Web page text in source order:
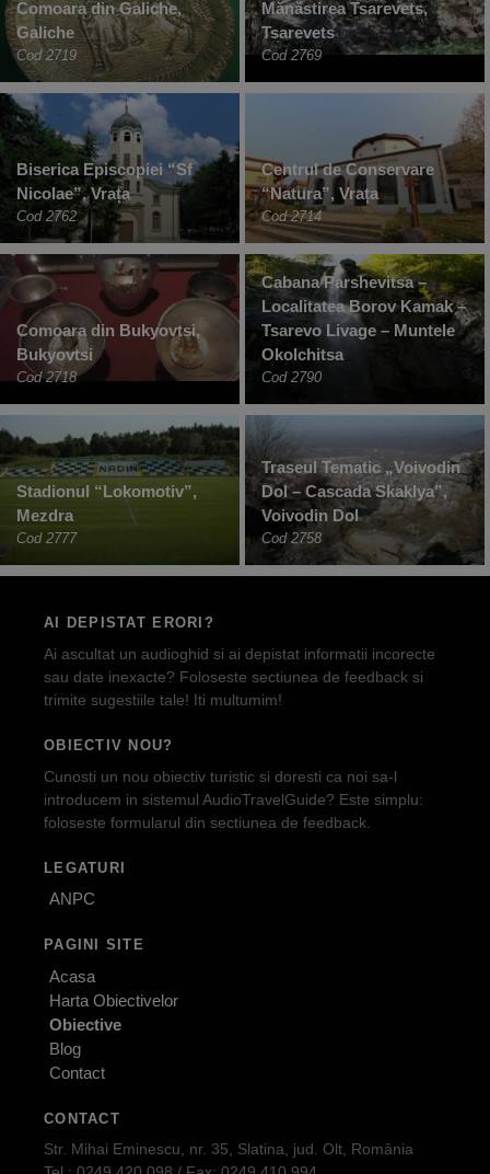
Comoara din Galiche,
Galiche
Cod 2719
Mănăstirea Tsarevets,
Tsarevets
Cod 2769
Biserica Episcopiei “Sf
Nicolae”, Vrața
Cod 2762
Centrul de Conservare
“Natura”, Vrața
Cod 2714
Comoara din Bukyovtsi,
Bukyovtsi
Cod 2718
Cabana Parshevitsa –
Localitatea Borov Kamak –
Tsarevo Livage – Muntele
Okolchitsa
Cod 2790
Stadionul “Lokomotiv”,
Mezdra
Cod 2777
Traseul Tematic „Voivodin
Dol – Cascada Skaklya”,
Voivodin Dol
Cod 2758
AI DEPISTAT ERORI?
Ai ascultat un audioghid si ai depistat informatii incorecte
sau date inexacte? Foloseste sectiunea de feedback si
trimite sugestiile tale! Iti multumim!
OBIECTIV NOU?
Cunosti un nou obiectiv turistic si doresti ca noi sa-l
introducem in sistemul AudioTravelGuide? Este simplu:
foloseste formularul din sectiunea de feedback.
LEGATURI
ANPC
PAGINI SITE
Acasa
Harta Obiectivelor
Obiective
Blog
Contact
CONTACT
Str. Mihai Eminescu, nr. 35, Slatina, jud. Olt, România